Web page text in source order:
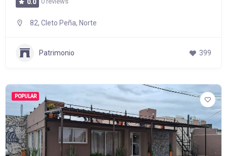
0.0
82, Cleto Peña, Norte
Patrimonio 399
POPULAR